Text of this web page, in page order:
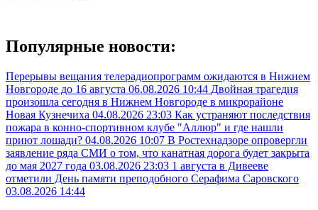
Популярные новости:
Перерывы вещания телерадиопрограмм ожидаются в Нижнем
Новгороде до 16 августа 06.08.2026 10:44 Двойная трагедия
произошла сегодня в Нижнем Новгороде в микрорайоне
Новая Кузнечиха 04.08.2026 23:03 Как устраняют последствия
пожара в конно-спортивном клубе "Аллюр" и где нашли
приют лошади? 04.08.2026 10:07 В Ростехнадзоре опровергли
заявление ряда СМИ о том, что канатная дорога будет закрыта
до мая 2027 года 03.08.2026 23:03 1 августа в Дивееве
отметили День памяти преподобного Серафима Саровского
03.08.2026 14:44